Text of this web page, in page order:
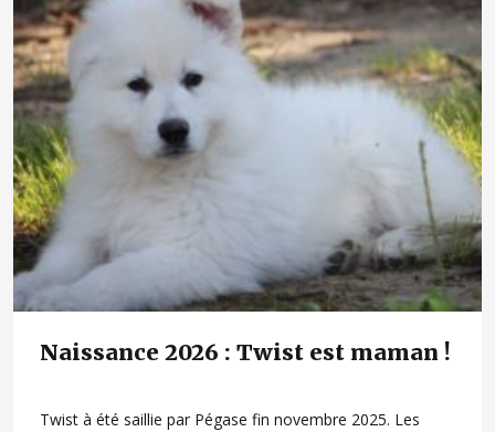
Naissance 2026 : Twist est maman !
Twist à été saillie par Pégase fin novembre 2025. Les